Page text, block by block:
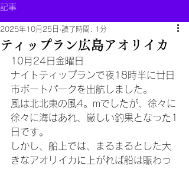
記事
ティップラン広島アオリイカ
2025年10月25日 読了時間: 1分
10月24日金曜日
ナイトティップランで夜18時半に廿日
市ボートパークを出航しました。
風は北北東の風4。mでしたが、徐々に
徐々に海はあれ、厳しい釣果となった1
日です。
しかし、船上では、まるまるとした大
きなアオリイカに上がれば船は賑わっ